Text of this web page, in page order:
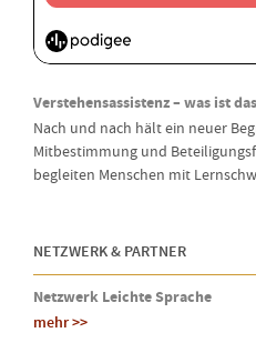
Verstehensassistenz – was ist
Nach und nach hält ein neuer
Mitbestimmung und
begleiten Menschen mit
NETZWERK & PARTNER
Netzwerk Leichte Sprache
mehr >>